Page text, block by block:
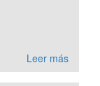
Leer más